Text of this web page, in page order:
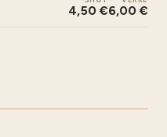
4,50 €6,00 €